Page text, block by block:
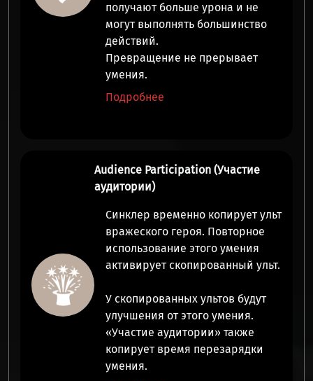
получают больше урона и не
могут выполнять большинство
действий.
Превращение не прерывает
умения.
Подробнее
Audience Participation (Участие
аудитории)
Синклер временно копирует ульт
вражеского героя. Повторное
использование этого умения
активирует скопированный ульт.
У скопированных ультов будут
улучшения от этого умения.
‭«Участие аудитории» также
копирует время перезарядки
умения.